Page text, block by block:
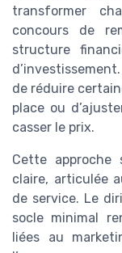
transformer
concours de
structure
de réduire
place ou
casser le prix.
Cette approche
claire, articulée
de service. Le
socle minimal
liées au